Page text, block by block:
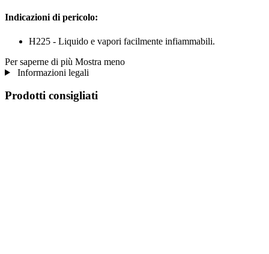
Indicazioni di pericolo:
H225 - Liquido e vapori facilmente infiammabili.
Per saperne di più Mostra meno
Informazioni legali
Prodotti consigliati